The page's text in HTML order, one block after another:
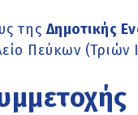
της Δημοτικής
Πεύκων (Τριών